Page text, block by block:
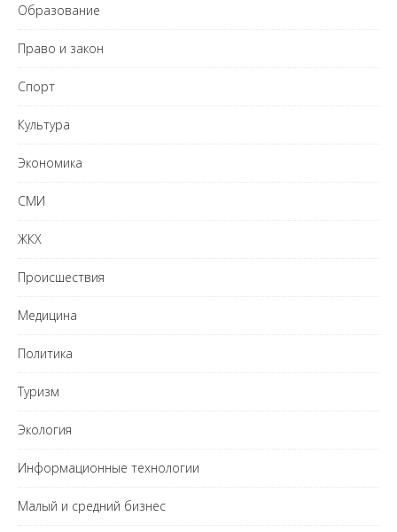
Образование
Право и закон
Спорт
Культура
Экономика
СМИ
ЖКХ
Происшествия
Медицина
Политика
Туризм
Экология
Информационные технологии
Малый и средний бизнес